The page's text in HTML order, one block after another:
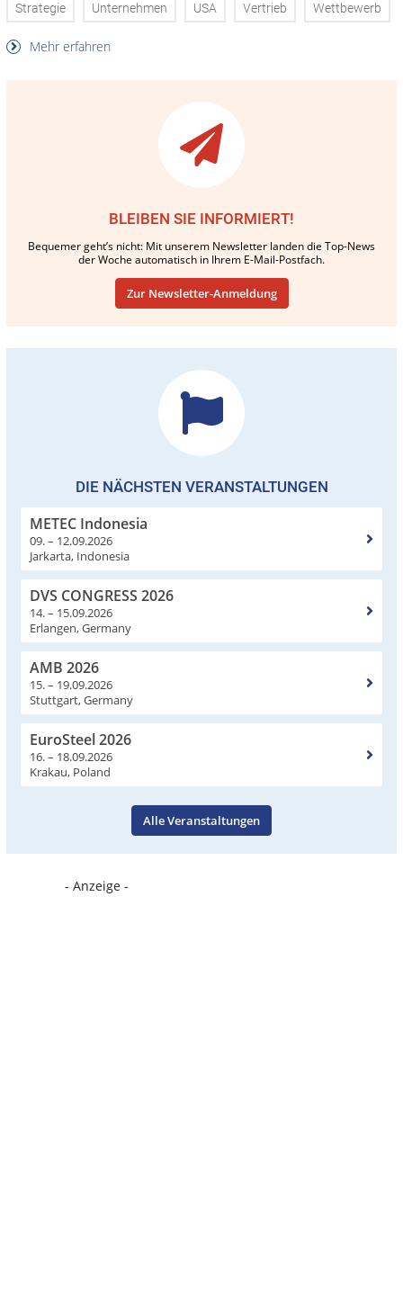
Strategie Unternehmen USA Vertrieb Wettbewerb
Mehr erfahren
BLEIBEN SIE INFORMIERT!
Bequemer geht’s nicht: Mit unserem Newsletter landen die Top-News
der Woche automatisch in Ihrem E-Mail-Postfach.
Zur Newsletter-Anmeldung
DIE NÄCHSTEN VERANSTALTUNGEN
METEC Indonesia
09. – 12.09.2026
Jarkarta, Indonesia
DVS CONGRESS 2026
14. – 15.09.2026
Erlangen, Germany
AMB 2026
15. – 19.09.2026
Stuttgart, Germany
EuroSteel 2026
16. – 18.09.2026
Krakau, Poland
Alle Veranstaltungen
- Anzeige -